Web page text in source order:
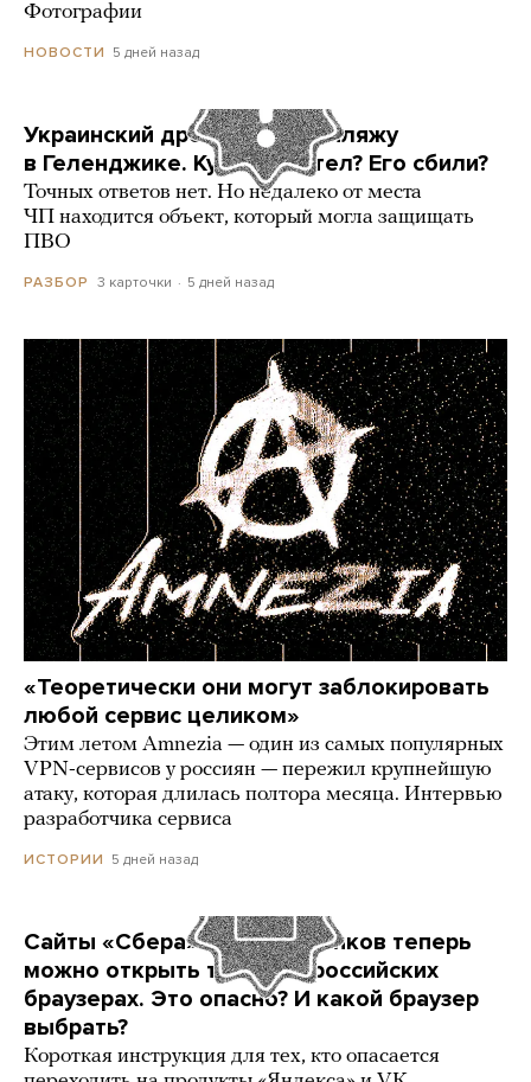
Фотографии
НОВОСТИ 5 дней назад
Украинский дрон попал по пляжу
в Геленджике. Куда он летел? Его сбили?
Точных ответов нет. Но недалеко от места
ЧП находится объект, который могла защищать
ПВО
РАЗБОР 3 карточки 5 дней назад
«Теоретически они могут заблокировать
любой сервис целиком»
Этим летом Amnezia — один из самых популярных
VPN-сервисов у россиян — пережил крупнейшую
атаку, которая длилась полтора месяца. Интервью
разработчика сервиса
ИСТОРИИ 5 дней назад
Сайты «Сбера» и других банков теперь
можно открыть только в российских
браузерах. Это опасно? И какой браузер
выбрать?
Короткая инструкция для тех, кто опасается